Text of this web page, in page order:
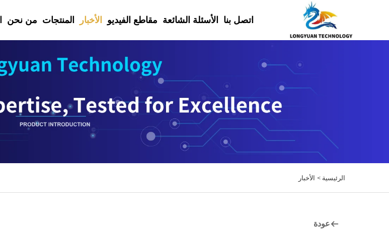
من نحن المنتجات الأخبار مقاطع الفيديو الأسئلة الشائعة اتصل بنا
الرئيسية > الأخبار
عودة